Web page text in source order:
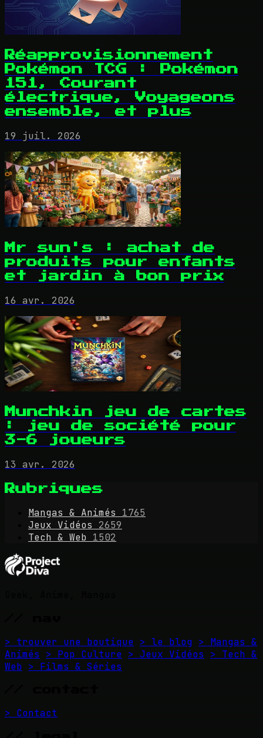
Réapprovisionnement
Pokémon TCG : Pokémon
151, Courant
électrique, Voyageons
ensemble, et plus
19 juil. 2026
Mr sun's : achat de
produits pour enfants
et jardin à bon prix
16 avr. 2026
Munchkin jeu de cartes
: jeu de société pour
3-6 joueurs
13 avr. 2026
Rubriques
Mangas & Animés
1765
Jeux Vidéos
2659
Tech & Web 1502
> trouver une boutique > le blog > Mangas &
Animés
> Pop Culture > Jeux Vidéos
> Tech &
Web > Films & Séries
> Contact